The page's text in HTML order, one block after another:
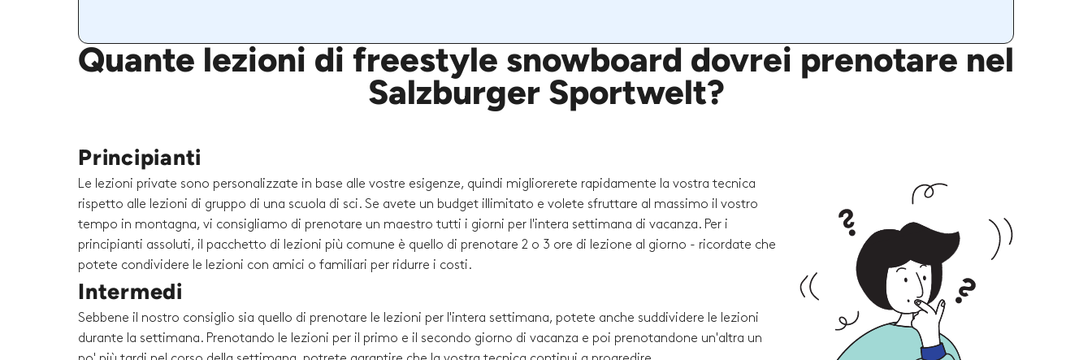
Quante lezioni di freestyle snowboard dovrei prenotare nel
Salzburger Sportwelt?
Principianti
Le lezioni private sono personalizzate in base alle vostre esigenze, quindi migliorerete rapidamente la vostra tecnica
rispetto alle lezioni di gruppo di una scuola di sci. Se avete un budget illimitato e volete sfruttare al massimo il vostro
tempo in montagna, vi consigliamo di prenotare un maestro tutti i giorni per l'intera settimana di vacanza. Per i
principianti assoluti, il pacchetto di lezioni più comune è quello di prenotare 2 o 3 ore di lezione al giorno - ricordate che
potete condividere le lezioni con amici o familiari per ridurre i costi.
Intermedi
Sebbene il nostro consiglio sia quello di prenotare le lezioni per l'intera settimana, potete anche suddividere le lezioni
durante la settimana. Prenotando le lezioni per il primo e il secondo giorno di vacanza e poi prenotandone un'altra un